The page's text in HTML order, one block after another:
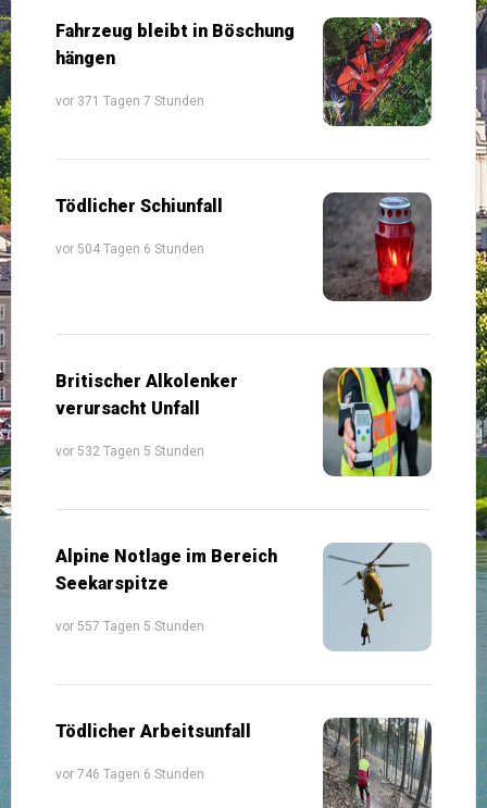
Fahrzeug bleibt in Böschung
hängen
vor 371 Tagen 7 Stunden
Tödlicher Schiunfall
vor 504 Tagen 6 Stunden
Britischer Alkolenker
verursacht Unfall
vor 532 Tagen 5 Stunden
Alpine Notlage im Bereich
Seekarspitze
vor 557 Tagen 5 Stunden
Tödlicher Arbeitsunfall
vor 746 Tagen 6 Stunden